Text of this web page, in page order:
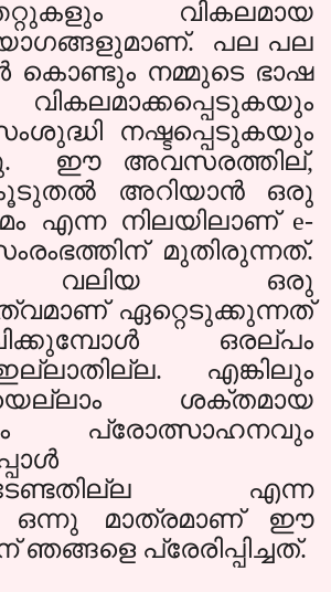
വികലമായ
പല പല
കൊണ്ടും നമ്മുടെ ഭാഷ
നഷ്ടപ്പെടുകയും
ഈ അവസരത്തില്,
അറിയാന്‍ ഒരു
എന്ന നിലയിലാണ് e-
മുതിരുന്നത്.
വലിയ ഒരു
ഏറ്റെടുക്കുന്നത്
ഒരല്പം
എങ്കിലും
ശക്തമായ
പ്രോത്സാഹനവും
എന്ന
ഒന്നു മാത്രമാണ് ഈ
ഞങ്ങളെ പ്രേരിപ്പിച്ചത്.